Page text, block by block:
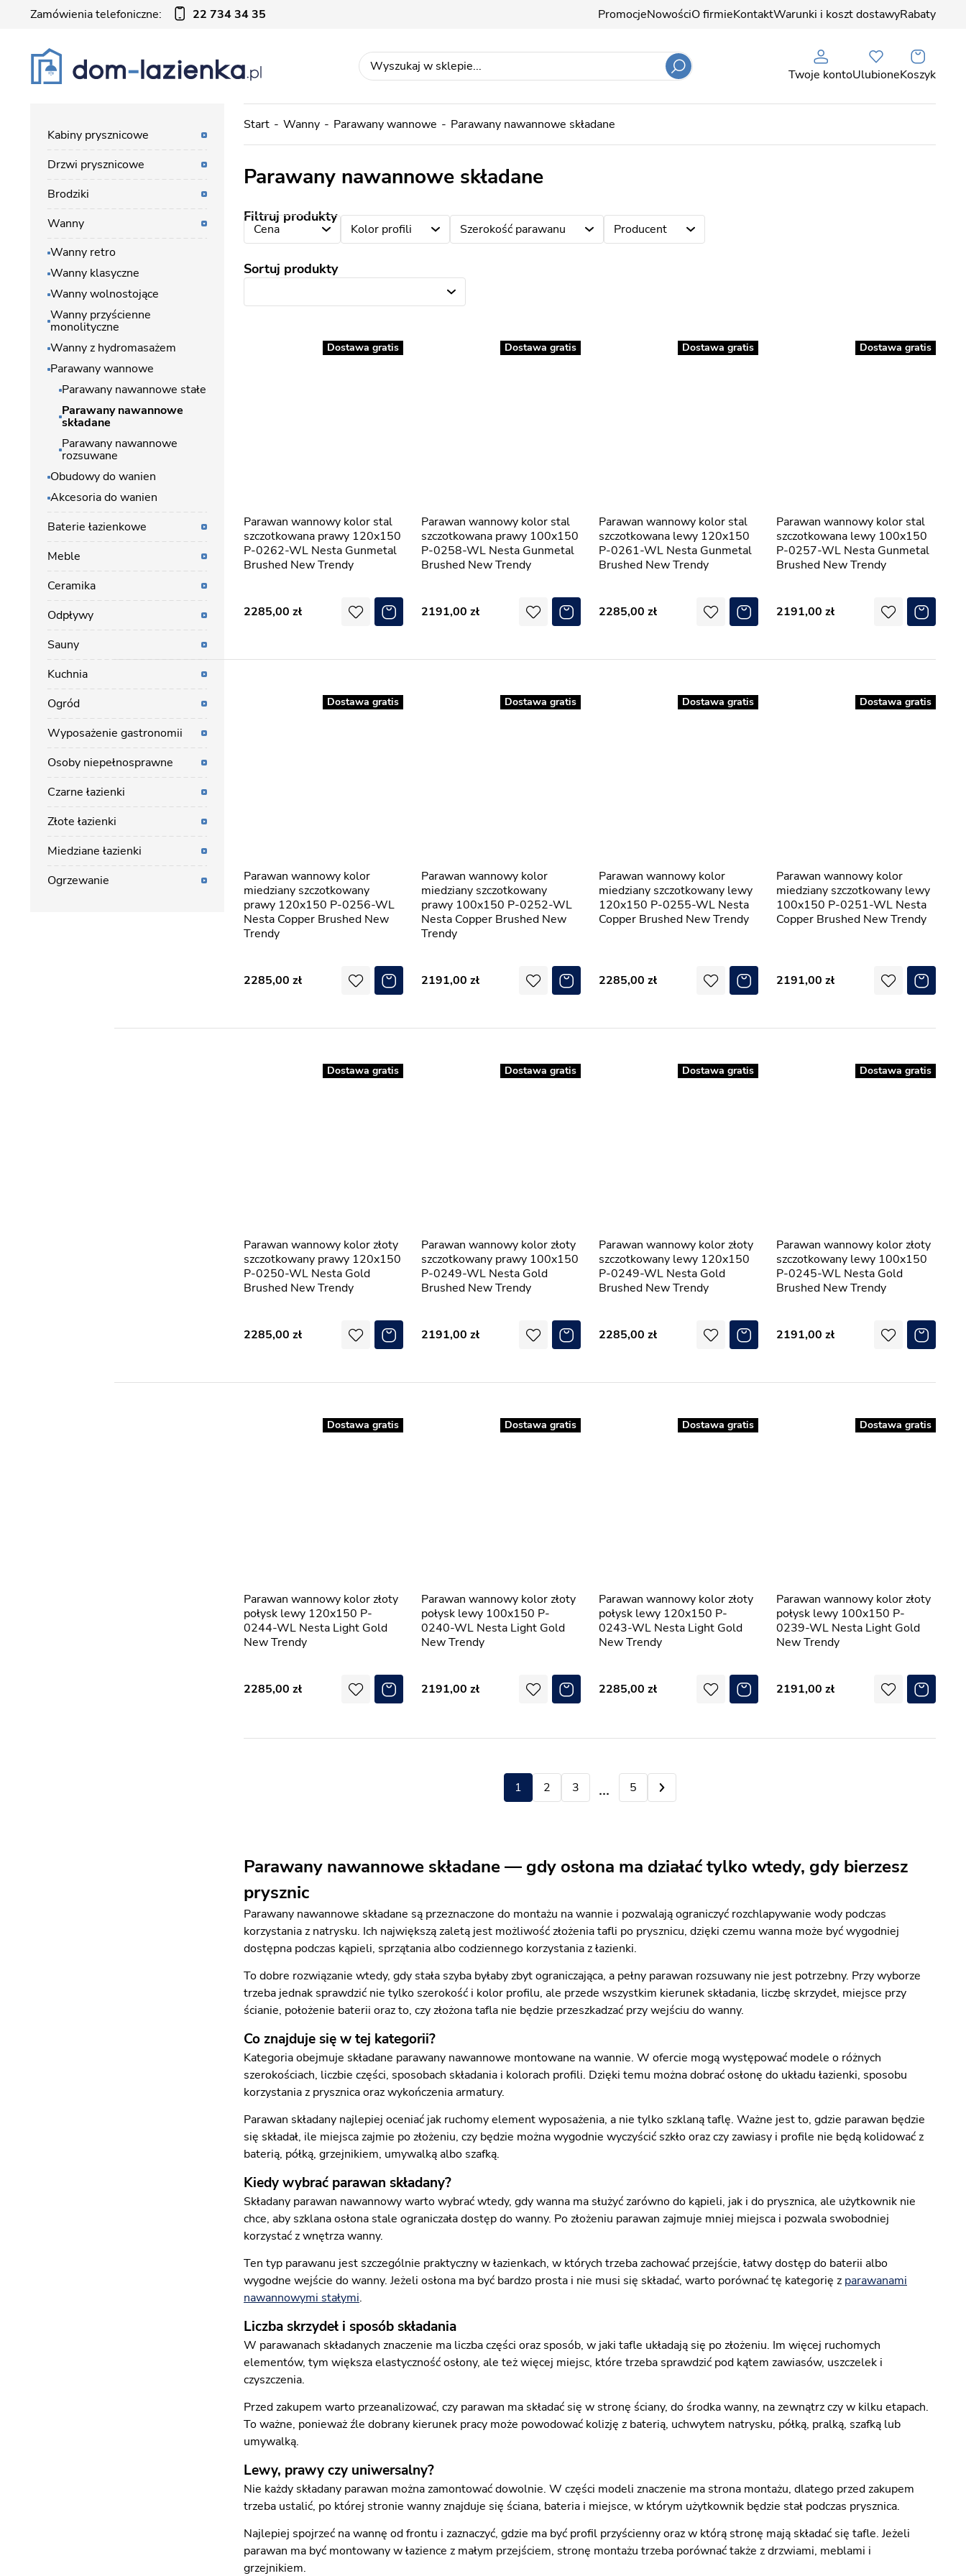
Zamówienia telefoniczne: 22 734 34 35 PromocjeNowościO firmieKontaktWarunki i koszt dostawyRabaty
Twoje kontoUlubioneKoszyk
Start Wanny Parawany wannowe Parawany nawannowe składane
Parawany nawannowe składane
Parawany nawannowe składane — gdy osłona ma działać tylko wtedy, gdy bierzesz
prysznic
Parawany nawannowe składane są przeznaczone do montażu na wannie i pozwalają ograniczyć rozchlapywanie wody podczas
korzystania z natrysku. Ich największą zaletą jest możliwość złożenia tafli po prysznicu, dzięki czemu wanna może być wygodniej
dostępna podczas kąpieli, sprzątania albo codziennego korzystania z łazienki.
To dobre rozwiązanie wtedy, gdy stała szyba byłaby zbyt ograniczająca, a pełny parawan rozsuwany nie jest potrzebny. Przy wyborze
trzeba jednak sprawdzić nie tylko szerokość i kolor profilu, ale przede wszystkim kierunek składania, liczbę skrzydeł, miejsce przy
ścianie, położenie baterii oraz to, czy złożona tafla nie będzie przeszkadzać przy wejściu do wanny.
Co znajduje się w tej kategorii?
Kategoria obejmuje składane parawany nawannowe montowane na wannie. W ofercie mogą występować modele o różnych
szerokościach, liczbie części, sposobach składania i kolorach profili. Dzięki temu można dobrać osłonę do układu łazienki, sposobu
korzystania z prysznica oraz wykończenia armatury.
Parawan składany najlepiej oceniać jak ruchomy element wyposażenia, a nie tylko szklaną taflę. Ważne jest to, gdzie parawan będzie
się składał, ile miejsca zajmie po złożeniu, czy będzie można wygodnie wyczyścić szkło oraz czy zawiasy i profile nie będą kolidować z
baterią, półką, grzejnikiem, umywalką albo szafką.
Kiedy wybrać parawan składany?
Składany parawan nawannowy warto wybrać wtedy, gdy wanna ma służyć zarówno do kąpieli, jak i do prysznica, ale użytkownik nie
chce, aby szklana osłona stale ograniczała dostęp do wanny. Po złożeniu parawan zajmuje mniej miejsca i pozwala swobodniej
korzystać z wnętrza wanny.
Ten typ parawanu jest szczególnie praktyczny w łazienkach, w których trzeba zachować przejście, łatwy dostęp do baterii albo
wygodne wejście do wanny. Jeżeli osłona ma być bardzo prosta i nie musi się składać, warto porównać tę kategorię z parawanami
nawannowymi stałymi.
Liczba skrzydeł i sposób składania
W parawanach składanych znaczenie ma liczba części oraz sposób, w jaki tafle układają się po złożeniu. Im więcej ruchomych
elementów, tym większa elastyczność osłony, ale też więcej miejsc, które trzeba sprawdzić pod kątem zawiasów, uszczelek i
czyszczenia.
Przed zakupem warto przeanalizować, czy parawan ma składać się w stronę ściany, do środka wanny, na zewnątrz czy w kilku etapach.
To ważne, ponieważ źle dobrany kierunek pracy może powodować kolizję z baterią, uchwytem natrysku, półką, pralką, szafką lub
umywalką.
Lewy, prawy czy uniwersalny?
Nie każdy składany parawan można zamontować dowolnie. W części modeli znaczenie ma strona montażu, dlatego przed zakupem
trzeba ustalić, po której stronie wanny znajduje się ściana, bateria i miejsce, w którym użytkownik będzie stał podczas prysznica.
Najlepiej spojrzeć na wannę od frontu i zaznaczyć, gdzie ma być profil przyścienny oraz w którą stronę mają składać się tafle. Jeżeli
parawan ma być montowany w łazience z małym przejściem, stronę montażu trzeba porównać także z drzwiami, meblami i
grzejnikiem.
Filtruj produkty
Cena Kolor profili Szerokość parawanu Producent
Sortuj produkty
Parawan wannowy kolor stal
szczotkowana prawy 120x150
P-0262-WL Nesta Gunmetal
Brushed New Trendy
2285,00
Dostawa gratis
Parawan wannowy kolor stal
szczotkowana prawy 100x150
P-0258-WL Nesta Gunmetal
Brushed New Trendy
2191,00
Dostawa gratis
Parawan wannowy kolor stal
szczotkowana lewy 120x150
P-0261-WL Nesta Gunmetal
Brushed New Trendy
2285,00
Dostawa gratis
Parawan wannowy kolor stal
szczotkowana lewy 100x150
P-0257-WL Nesta Gunmetal
Brushed New Trendy
2191,00
Dostawa gratis
Parawan wannowy kolor
miedziany szczotkowany
prawy 120x150 P-0256-WL
Nesta Copper Brushed New
Trendy
2285,00
Dostawa gratis
Parawan wannowy kolor
miedziany szczotkowany
prawy 100x150 P-0252-WL
Nesta Copper Brushed New
Trendy
2191,00
Dostawa gratis
Parawan wannowy kolor
miedziany szczotkowany lewy
120x150 P-0255-WL Nesta
Copper Brushed New Trendy
2285,00
Dostawa gratis
Parawan wannowy kolor
miedziany szczotkowany lewy
100x150 P-0251-WL Nesta
Copper Brushed New Trendy
2191,00
Dostawa gratis
Parawan wannowy kolor złoty
szczotkowany prawy 120x150
P-0250-WL Nesta Gold
Brushed New Trendy
2285,00
Dostawa gratis
Parawan wannowy kolor złoty
szczotkowany prawy 100x150
P-0249-WL Nesta Gold
Brushed New Trendy
2191,00
Dostawa gratis
Parawan wannowy kolor złoty
szczotkowany lewy 120x150
P-0249-WL Nesta Gold
Brushed New Trendy
2285,00
Dostawa gratis
Parawan wannowy kolor złoty
szczotkowany lewy 100x150
P-0245-WL Nesta Gold
Brushed New Trendy
2191,00
Dostawa gratis
Parawan wannowy kolor złoty
połysk lewy 120x150 P-
0244-WL Nesta Light Gold
New Trendy
2285,00
Dostawa gratis
Parawan wannowy kolor złoty
połysk lewy 100x150 P-
0240-WL Nesta Light Gold
New Trendy
2191,00
Dostawa gratis
Parawan wannowy kolor złoty
połysk lewy 120x150 P-
0243-WL Nesta Light Gold
New Trendy
2285,00
Dostawa gratis
Parawan wannowy kolor złoty
połysk lewy 100x150 P-
0239-WL Nesta Light Gold
New Trendy
2191,00
Dostawa gratis
1 2 3 5
Kabiny prysznicowe
Drzwi prysznicowe
Brodziki
Wanny
Wanny retro
Wanny klasyczne
Wanny wolnostojące
Wanny przyścienne
monolityczne
Wanny z hydromasażem
Parawany wannowe
Parawany nawannowe stałe
Parawany nawannowe
składane
Parawany nawannowe
rozsuwane
Obudowy do wanien
Akcesoria do wanien
Baterie łazienkowe
Meble
Ceramika
Odpływy
Sauny
Kuchnia
Ogród
Wyposażenie gastronomii
Osoby niepełnosprawne
Czarne łazienki
Złote łazienki
Miedziane łazienki
Ogrzewanie